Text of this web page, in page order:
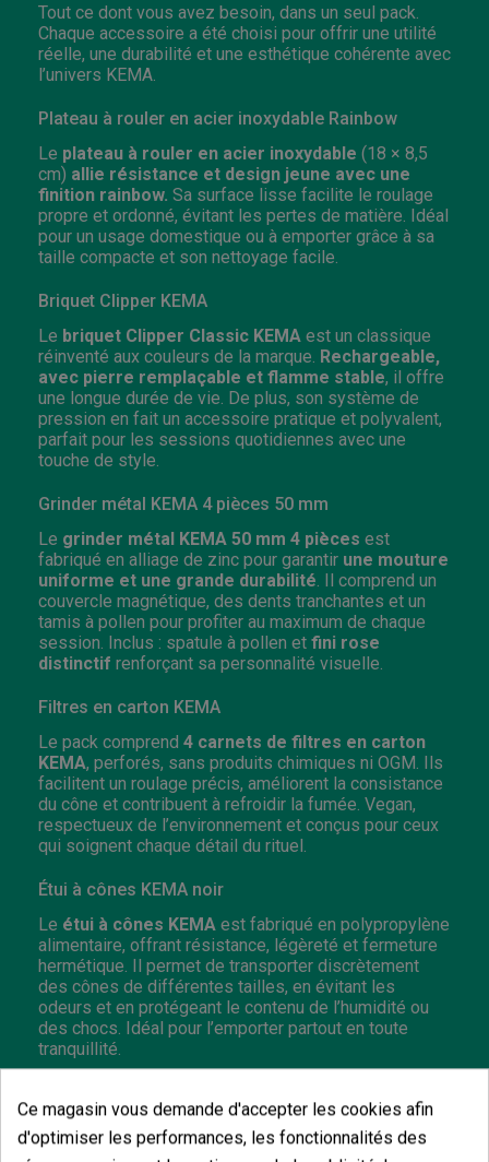
Tout ce dont vous avez besoin, dans un seul pack.
Chaque accessoire a été choisi pour offrir une utilité
réelle, une durabilité et une esthétique cohérente avec
l’univers KEMA.
Plateau à rouler en acier inoxydable Rainbow
Le plateau à rouler en acier inoxydable (18 × 8,5
cm) allie résistance et design jeune avec une
finition rainbow. Sa surface lisse facilite le roulage
propre et ordonné, évitant les pertes de matière. Idéal
pour un usage domestique ou à emporter grâce à sa
taille compacte et son nettoyage facile.
Briquet Clipper KEMA
Le briquet Clipper Classic KEMA est un classique
réinventé aux couleurs de la marque. Rechargeable,
avec pierre remplaçable et flamme stable, il offre
une longue durée de vie. De plus, son système de
pression en fait un accessoire pratique et polyvalent,
parfait pour les sessions quotidiennes avec une
touche de style.
Grinder métal KEMA 4 pièces 50 mm
Le grinder métal KEMA 50 mm 4 pièces est
fabriqué en alliage de zinc pour garantir une mouture
uniforme et une grande durabilité . Il comprend un
couvercle magnétique, des dents tranchantes et un
tamis à pollen pour profiter au maximum de chaque
session. Inclus : spatule à pollen et fini rose
distinctif renforçant sa personnalité visuelle.
Filtres en carton KEMA
Le pack comprend 4 carnets de filtres en carton
KEMA, perforés, sans produits chimiques ni OGM. Ils
facilitent un roulage précis, améliorent la consistance
du cône et contribuent à refroidir la fumée. Vegan,
respectueux de l’environnement et conçus pour ceux
qui soignent chaque détail du rituel.
Étui à cônes KEMA noir
Le étui à cônes KEMA est fabriqué en polypropylène
alimentaire, offrant résistance, légèreté et fermeture
hermétique. Il permet de transporter discrètement
des cônes de différentes tailles, en évitant les
odeurs et en protégeant le contenu de l’humidité ou
des chocs. Idéal pour l’emporter partout en toute
tranquillité.
Le
papier en rouleau KEMA 5 mètres
permet de
rouler à la taille souhaitée, des formats petits aux
Ce magasin vous demande d'accepter les cookies afin
d'optimiser les performances, les fonctionnalités des